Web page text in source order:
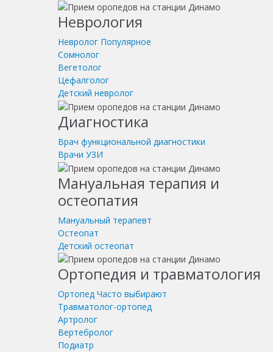
Неврология
Невролог Популярное
Сомнолог
Вегетолог
Цефалголог
Детский невролог
Диагностика
Врач функциональной диагностики
Врачи УЗИ
Мануальная терапия и
остеопатия
Мануальный терапевт
Остеопат
Детский остеопат
Ортопедия и травматология
Ортопед Часто выбирают
Травматолог-ортопед
Артролог
Вертебролог
Подиатр